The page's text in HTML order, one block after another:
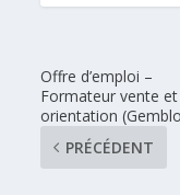
Offre d’emploi –
Formateur vente et
orientation
PRÉCÉDENT